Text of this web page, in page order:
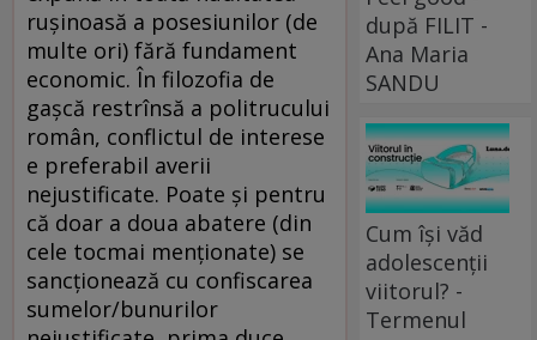
rușinoasă a posesiunilor (de
multe ori) fără fundament
economic. În filozofia de
gașcă restrînsă a politrucului
român, conflictul de interese
e preferabil averii
nejustificate. Poate și pentru
că doar a doua abatere (din
cele tocmai menționate) se
sancționează cu confiscarea
sumelor/bunurilor
după FILIT -
Ana Maria
SANDU
Cum își văd
adolescenții
viitorul? -
Termenul